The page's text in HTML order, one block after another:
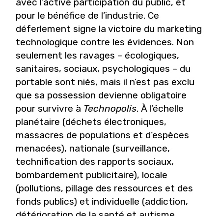
avec l’active participation du public, et
pour le bénéfice de l’industrie. Ce
déferlement signe la victoire du marketing
technologique contre les évidences. Non
seulement les ravages – écologiques,
sanitaires, sociaux, psychologiques – du
portable sont niés, mais il n’est pas exclu
que sa possession devienne obligatoire
pour survivre à Technopolis. À l’échelle
planétaire (déchets électroniques,
massacres de populations et d’espèces
menacées), nationale (surveillance,
technification des rapports sociaux,
bombardement publicitaire), locale
(pollutions, pillage des ressources et des
fonds publics) et individuelle (addiction,